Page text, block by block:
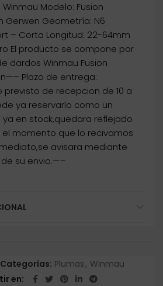
Modelo: Fusion
Gerwen Geometría: N6
– Corta Longitud: 22-64mm
El producto se compone por
dardos Winmau Fusion
Plazo de entrega:
previsto de recepcion de 10 a
ya reservarlo como un
en stock,quedara reflejado
momento que lo recivamos
avisara mediante
su envio.—–
Categorías: Plumas, Winmau
en